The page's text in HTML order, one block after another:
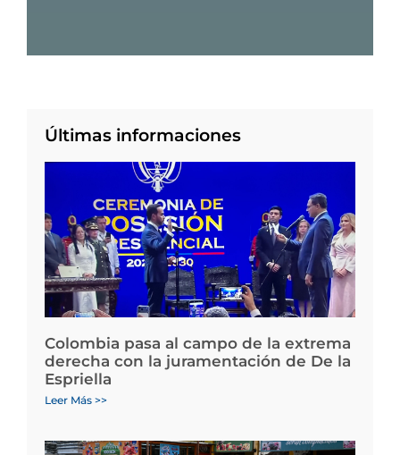
Últimas informaciones
Colombia pasa al campo de la extrema
derecha con la juramentación de De la
Espriella
Leer Más >>